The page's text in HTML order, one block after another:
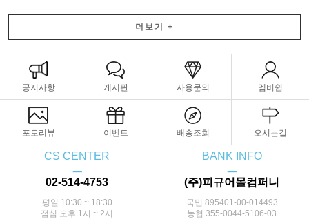
더보기 +
공지사항 게시판 사용문의 멤버쉽
포토리뷰 이벤트 배송조회 오시는길
CS CENTER
ㅡ
02-514-4753
평일 10:30 ~ 18:30
점심 오후 1시 ~ 2시
BANK INFO
ㅡ
(주)피규어몰컴퍼니
국민 895401-00-014493
농협 355-0044-5106-03